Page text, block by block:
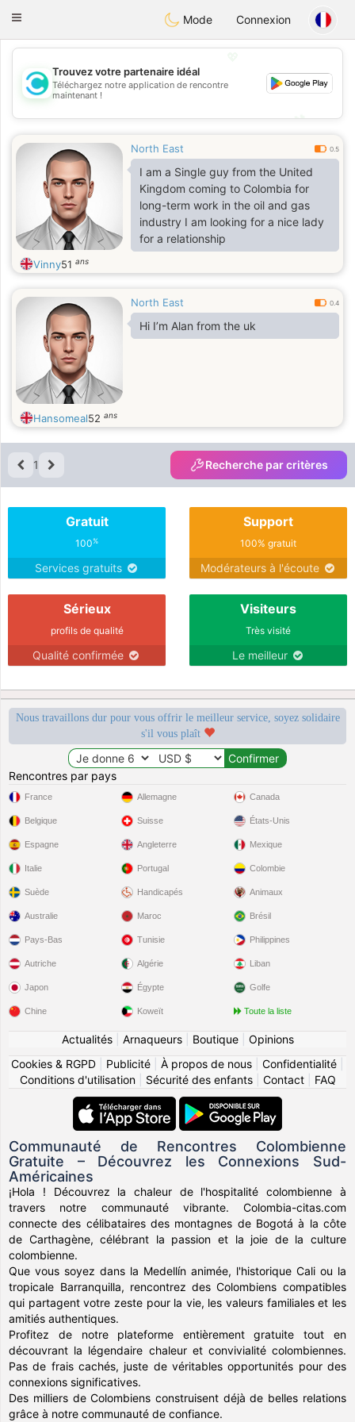
olombiaCitas
Toggle
Mode Connexion
💖
💕
Trouvez votre partenaire idéal
Téléchargez notre application de rencontre
maintenant !
North East 0.5
I am a Single guy from the United
Kingdom coming to Colombia for
long-term work in the oil and gas
industry I am looking for a nice lady
for a relationship
Vinny51 ans
North East 0.4
Hi I’m Alan from the uk
Hansomeal52 ans
1 Recherche par critères
Gratuit
100%
Services gratuits
Support
100% gratuit
Modérateurs à l'écoute
Sérieux
profils de qualité
Qualité confirmée
Visiteurs
Très visité
Le meilleur
Nous travaillons dur pour vous offrir le meilleur service, soyez solidaire
s'il vous plaît
Rencontres par pays
France
Belgique
Espagne
Italie
Suède
Allemagne
Suisse
Angleterre
Portugal
Handicapés
Canada
États-Unis
Mexique
Colombie
Animaux
Australie
Pays-Bas
Autriche
Japon
Chine
Maroc
Tunisie
Algérie
Égypte
Koweït
Brésil
Philippines
Liban
Golfe
Toute la liste
Actualités| Arnaqueurs| Boutique| Opinions
Cookies & RGPD
Publicité À propos de nous Confidentialité
Conditions d'utilisation| Sécurité des enfants| Contact| FAQ
Communauté de Rencontres Colombienne
Gratuite – Découvrez les Connexions Sud-
Américaines
¡Hola ! Découvrez la chaleur de l'hospitalité colombienne à
travers notre communauté vibrante. Colombia-citas.com
connecte des célibataires des montagnes de Bogotá à la côte
de Carthagène, célébrant la passion et la joie de la culture
colombienne.
Que vous soyez dans la Medellín animée, l'historique Cali ou la
tropicale Barranquilla, rencontrez des Colombiens compatibles
qui partagent votre zeste pour la vie, les valeurs familiales et les
amitiés authentiques.
Profitez de notre plateforme entièrement gratuite tout en
découvrant la légendaire chaleur et convivialité colombiennes.
Pas de frais cachés, juste de véritables opportunités pour des
connexions significatives.
Des milliers de Colombiens construisent déjà de belles relations
grâce à notre communauté de confiance.